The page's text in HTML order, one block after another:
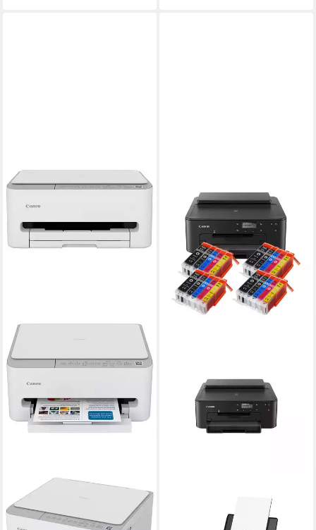
CANON
PIXMA TS4151i
Multifunktionsdrucker
Tintenstrahldrucker mit 20